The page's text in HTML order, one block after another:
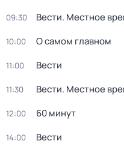
09:30 Вести. Местное
10:00 О самом главном
11:00 Вести
11:30 Вести. Местное
12:00 60 минут
14:00 Вести